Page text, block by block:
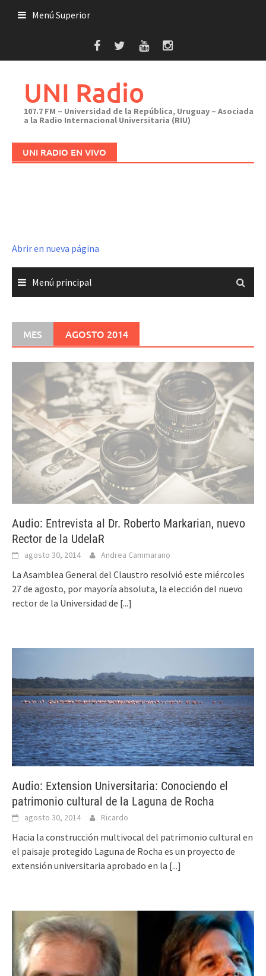
Menú Superior
UNI Radio
107.7 FM – Universidad de la República, Uruguay – Asociada
a la Radio Internacional Universitaria (RIU)
UNI RADIO EN VIVO
Abrir en nueva página
Menú principal
MES AGOSTO 2014
Audio: Entrevista al Dr. Roberto Markarian, nuevo
Rector de la UdelaR
agosto 30, 2014 Andrea Cammarano
La Asamblea General del Claustro resolvió este miércoles
27 de agosto, por mayoría absoluta, la elección del nuevo
rector de la Universidad de [...]
Audio: Extension Universitaria: Conociendo el
patrimonio cultural de la Laguna de Rocha
agosto 30, 2014 Ricardo
Hacia la construcción multivocal del patrimonio cultural en
el paisaje protegido Laguna de Rocha es un proyecto de
extensión universitaria aprobado en la [...]